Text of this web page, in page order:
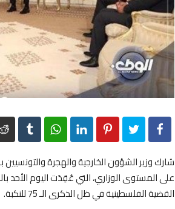
Facebook
Twitter
Pinterest
LinkedIn
WhatsApp
شارك وزير الشؤون الخارجية والهجرة
على المستوى الوزاري، التي عُقِدَت اليوم
القضية الفلسطينية في ظل الذكرى الـ 75 للنكبة.